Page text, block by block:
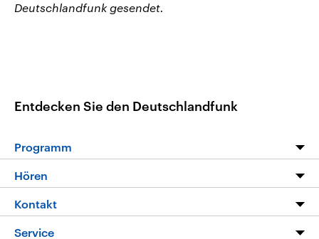
Deutschlandfunk gesendet.
Entdecken Sie den Deutschlandfunk
Programm
Programm
Die Nachrichten
Hören
Livestream
Kontakt
Hörerservice
Service